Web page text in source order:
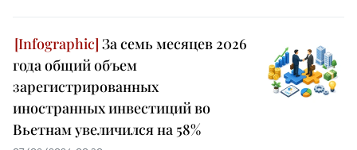
За семь месяцев 2026
года общий объем
зарегистрированных
иностранных инвестиций во
Вьетнам увеличился на 58%